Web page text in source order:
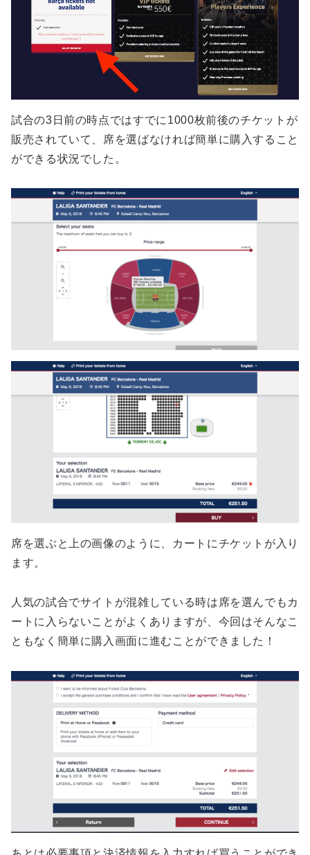
試合の3日前の時点ではすでに1000枚前後のチケットが
販売されていて、席を選ばなければ簡単に購入すること
ができる状況でした。
席を選ぶと上の画像のように、カートにチケットが入り
ます。
人気の試合でサイトが混雑している時は席を選んでもカ
ートに入らないことがよくありますが、今回はそんなこ
ともなく簡単に購入画面に進むことができました！